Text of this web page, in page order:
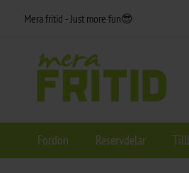
Mera fritid - Just more fun😎
Fordon Reservdelar